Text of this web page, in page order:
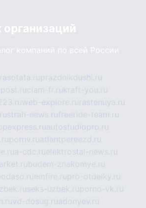
компаний по всей России
prazdnikdushi.ru
ciam-fr.rukraft-you.ru
web-explore.ru rastenuya.ru
strah-news.rufreeride-team.ru
autostudiopro.ru
pornv.ruatlantpereezd.ru
a-cdc.ruelektrostal-news.ru
budem-znakomye.ru
emfire.rupro-otdelky.ru
seks-uzbek.ruporno-vk.ru
vd-dosug.ruadonyev.ru